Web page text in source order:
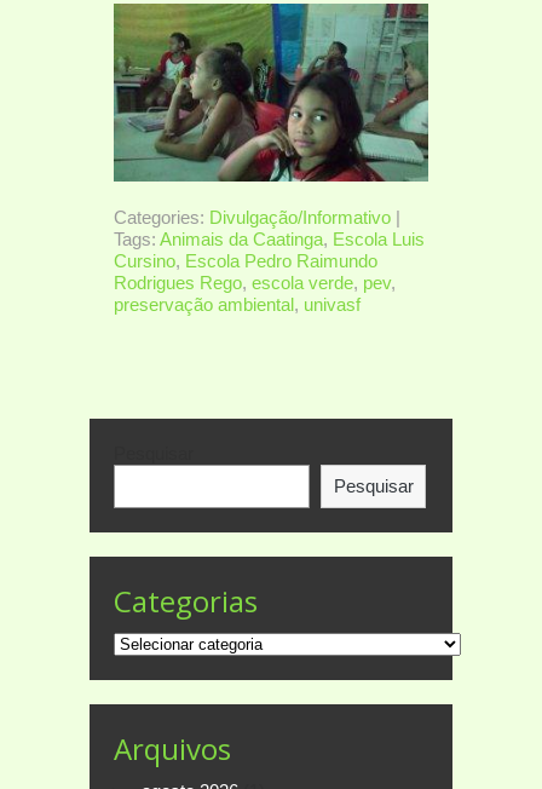
Categories: Divulgação/Informativo |
Tags: Animais da Caatinga, Escola Luis
Cursino, Escola Pedro Raimundo
Rodrigues Rego, escola verde, pev,
preservação ambiental, univasf
Pesquisar
Categorias
Categorias
Arquivos